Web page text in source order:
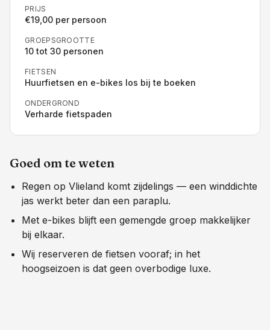
PRIJS
€19,00 per persoon
GROEPSGROOTTE
10 tot 30 personen
FIETSEN
Huurfietsen en e-bikes los bij te boeken
ONDERGROND
Verharde fietspaden
Goed om te weten
Regen op Vlieland komt zijdelings — een winddichte
jas werkt beter dan een paraplu.
Met e-bikes blijft een gemengde groep makkelijker
bij elkaar.
Wij reserveren de fietsen vooraf; in het
hoogseizoen is dat geen overbodige luxe.